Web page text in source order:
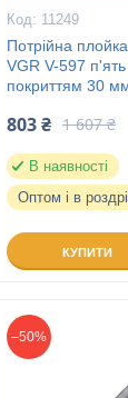
11249
Потрійна
VGR V-597 п'ять
покриттям 30
803 ₴ 1 607 ₴
В наявності
Оптом і в
КУПИТИ
–50%